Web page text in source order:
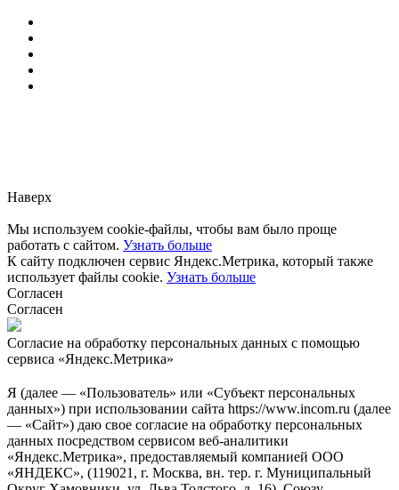
Наверх
Мы используем cookie-файлы, чтобы вам было проще
работать с сайтом. Узнать больше
К сайту подключен сервис Яндекс.Метрика, который также
использует файлы cookie. Узнать больше
Согласен
Согласен
Согласие на обработку персональных данных с помощью
сервиса «Яндекс.Метрика»
Я (далее — «Пользователь» или «Субъект персональных
данных») при использовании сайта https://www.incom.ru (далее
— «Сайт») даю свое согласие на обработку персональных
данных посредством сервисом веб-аналитики
«Яндекс.Метрика», предоставляемый компанией ООО
«ЯНДЕКС», (119021, г. Москва, вн. тер. г. Муниципальный